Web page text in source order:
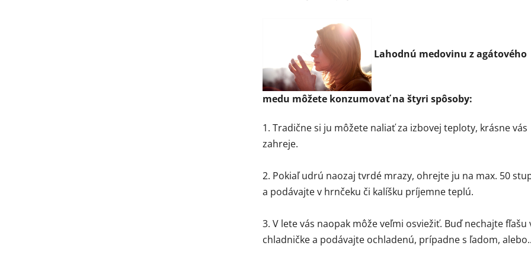
Lahodnú medovinu z agátového
medu môžete konzumovať na štyri spôsoby:
1. Tradične si ju môžete naliať za izbovej teploty, krásne vás
zahreje.
2. Pokiaľ udrú naozaj tvrdé mrazy, ohrejte ju na max. 50
a podávajte v hrnčeku či kalíšku príjemne teplú.
3. V lete vás naopak môže veľmi osviežiť. Buď nechajte fľašu
chladničke a podávajte ochladenú, prípadne s ľadom,